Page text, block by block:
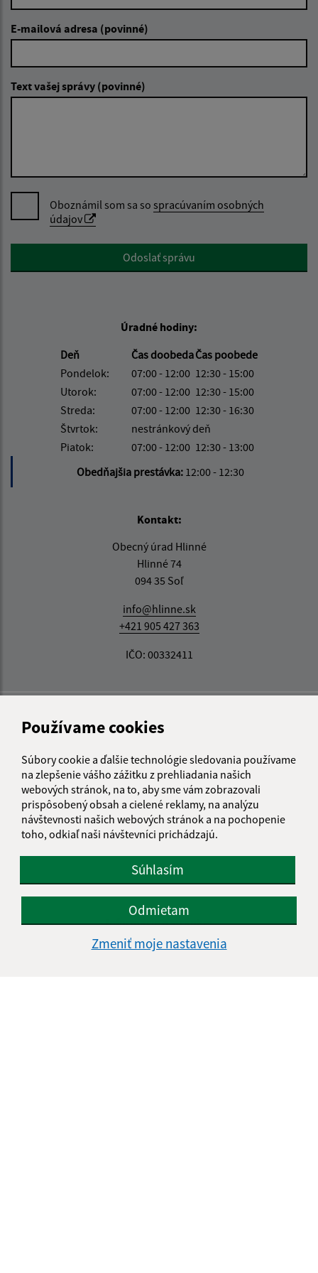
Používame cookies
Súbory cookie a ďalšie technológie sledovania používame
na zlepšenie vášho zážitku z prehliadania našich
webových stránok, na to, aby sme vám zobrazovali
prispôsobený obsah a cielené reklamy, na analýzu
návštevnosti našich webových stránok a na pochopenie
toho, odkiaľ naši návštevníci prichádzajú.
Súhlasím
Odmietam
Zmeniť moje nastavenia
E-mailová adresa (povinné)
Text vašej správy (povinné)
Oboznámil som sa so spracúvaním osobných
údajov
Google reCaptcha ResponseOdoslať správu
Úradné hodiny:
Deň
Čas doobedaČas poobede
Pondelok:
07:00 - 12:00 12:30 - 15:00
Utorok:
07:00 - 12:00 12:30 - 15:00
Streda:
07:00 - 12:00 12:30 - 16:30
Štvrtok:
nestránkový deň
Piatok:
07:00 - 12:00 12:30 - 13:00
Obedňajšia prestávka: 12:00 - 12:30
Kontakt:
Obecný úrad Hlinné
Hlinné 74
094 35 Soľ
info@hlinne.sk
+421 905 427 363
IČO: 00332411
Informácie o stránke:
Vyhlásenie o prístupnosti